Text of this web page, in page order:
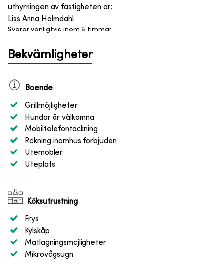
uthyrningen av fastigheten är:
Liss Anna Holmdahl
Svarar vanligtvis inom 5 timmar
Bekvämligheter
Boende
Grillmöjligheter
Hundar är välkomna
Mobiltelefontäckning
Rökning inomhus förbjuden
Utemöbler
Uteplats
Köksutrustning
Frys
Kylskåp
Matlagningsmöjligheter
Mikrovågsugn